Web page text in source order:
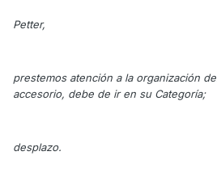
Petter,
prestemos atención a la organización
accesorio, debe de ir en su Categoría;
desplazo.